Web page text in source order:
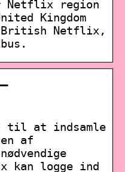
Netflix region
Kingdom
British Netflix,
til at indsamle
af
kan logge ind